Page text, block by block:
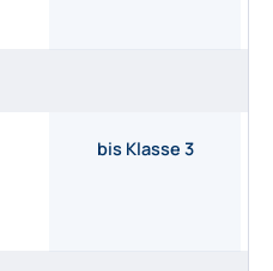
bis Klasse 3